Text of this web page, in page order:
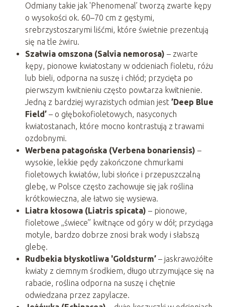
Odmiany takie jak 'Phenomenal’ tworzą zwarte kępy
o wysokości ok. 60–70 cm z gęstymi,
srebrzystoszarymi liśćmi, które świetnie prezentują
się na tle żwiru.
Szałwia omszona (Salvia nemorosa) – zwarte
kępy, pionowe kwiatostany w odcieniach fioletu, różu
lub bieli, odporna na suszę i chłód; przycięta po
pierwszym kwitnieniu często powtarza kwitnienie.
Jedną z bardziej wyrazistych odmian jest ’Deep Blue
Field’– o głębokofioletowych, nasyconych
kwiatostanach, które mocno kontrastują z trawami
ozdobnymi.
Werbena patagońska (Verbena bonariensis) –
wysokie, lekkie pędy zakończone chmurkami
fioletowych kwiatów, lubi słońce i przepuszczalną
glebę, w Polsce często zachowuje się jak roślina
krótkowieczna, ale łatwo się wysiewa.
Liatra kłosowa (Liatris spicata) – pionowe,
fioletowe „świece” kwitnące od góry w dół; przyciąga
motyle, bardzo dobrze znosi brak wody i słabszą
glebę.
Rudbekia błyskotliwa 'Goldsturm’– jaskrawożółte
kwiaty z ciemnym środkiem, długo utrzymujące się na
rabacie, roślina odporna na suszę i chętnie
odwiedzana przez zapylacze.